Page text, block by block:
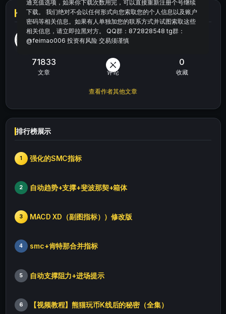
作者信息
肥猫
等级 普通用户
71833
文章
20
评论
0
收藏
查看作者其他文章
排行榜展示
1 强化的SMC指标
2 自动趋势+支撑+斐波那契+箱体
3 MACD XD（副图指标））修改版
4 smc+肯特那合并指标
5 自动支撑阻力+进场提示
6 【视频教程】熊猫玩币K线后的秘密（全集）
通充值选项，如果你下载次数用完，可以直接重新注册个号继续
下载。 我们绝对不会以任何形式向您索取您的个人信息以及账户
密码等相关信息。如果有人单独加您的联系方式并试图索取这些
相关信息，请立即拉黑对方。 QQ群：872828548 tg群：
@feimao006 投资有风险 交易须谨慎